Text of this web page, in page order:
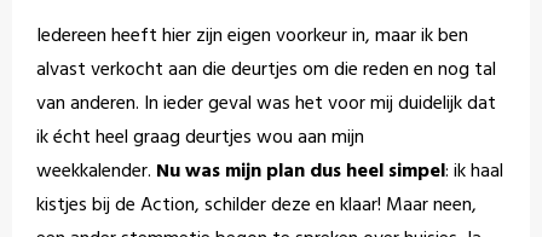
Iedereen heeft hier zijn eigen voorkeur in, maar ik ben
alvast verkocht aan die deurtjes om die reden en nog tal
van anderen. In ieder geval was het voor mij duidelijk dat
ik écht heel graag deurtjes wou aan mijn
weekkalender. Nu was mijn plan dus heel simpel: ik haal
kistjes bij de Action, schilder deze en klaar! Maar neen,